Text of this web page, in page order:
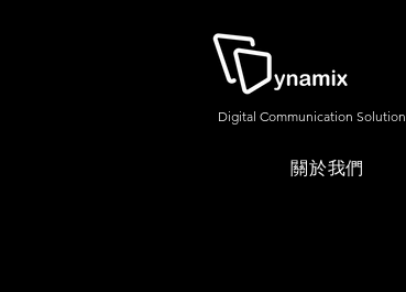
Digital Communication Solution
關於我們